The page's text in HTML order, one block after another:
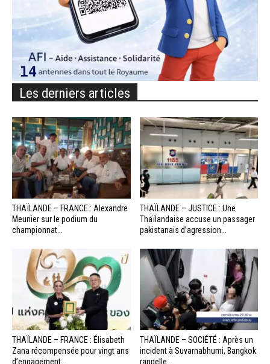
Les derniers articles
THAÏLANDE – FRANCE : Alexandre
Meunier sur le podium du
championnat...
THAÏLANDE – JUSTICE : Une
Thaïlandaise accuse un passager
pakistanais d’agression...
THAÏLANDE – FRANCE : Élisabeth
Zana récompensée pour vingt ans
d’engagement...
THAÏLANDE – SOCIÉTÉ : Après un
incident à Suvarnabhumi, Bangkok
rappelle...